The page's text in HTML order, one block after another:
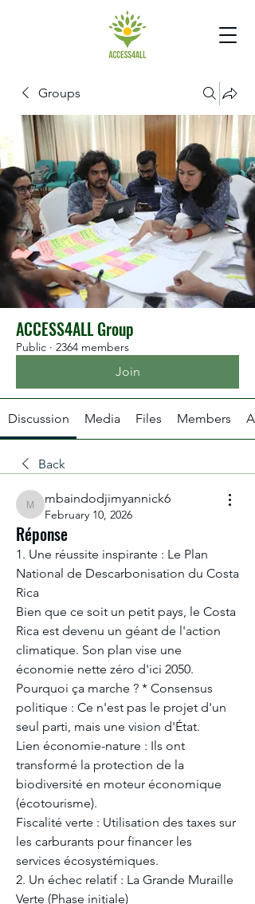
Groups
ACCESS4ALL Group
Public · 2364 members
Join
Discussion Media Files Members
Back
mbaindodjimyannick6
mbaindodjimyannick6
February 10, 2026
Réponse
1. Une réussite inspirante : Le Plan
National de Descarbonisation du Costa
Rica
​Bien que ce soit un petit pays, le Costa
Rica est devenu un géant de l'action
climatique. Son plan vise une
économie nette zéro d'ici 2050.
​Pourquoi ça marche ? * Consensus
politique : Ce n'est pas le projet d'un
seul parti, mais une vision d'État.
​Lien économie-nature : Ils ont
transformé la protection de la
biodiversité en moteur économique
(écotourisme).
​Fiscalité verte : Utilisation des taxes sur
les carburants pour financer les
services écosystémiques.
​2. Un échec relatif : La Grande Muraille
Verte (Phase initiale)